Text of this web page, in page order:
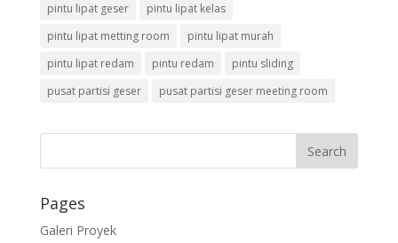
pintu lipat geser
pintu lipat kelas
pintu lipat metting room
pintu lipat murah
pintu lipat redam
pintu redam
pintu sliding
pusat partisi geser
pusat partisi geser meeting room
Pages
Galeri Proyek